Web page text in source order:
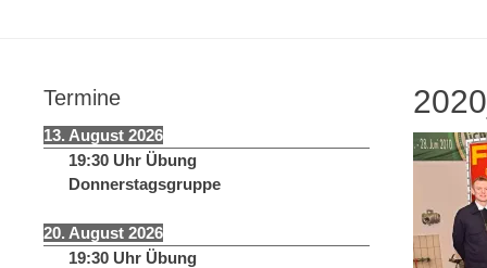
Termine
13. August 2026
19:30Uhr Übung
Donnerstagsgruppe
20. August 2026
19:30Uhr Übung